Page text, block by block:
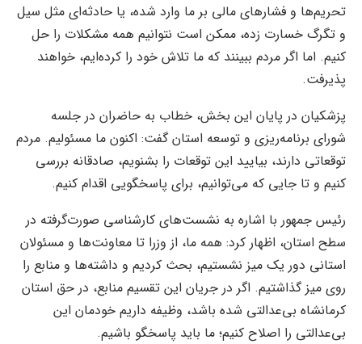
تحریم‌ها و فشارهای مالی بر ما وارد شده، یا حادثه‌ای مثل سیل
و تگرگ خسارت زده، ممکن است نتوانیم همه مشکلات را حل
کنیم. اما اگر مردم ببینند که ما تلاش خود را کرده‌ایم، خواهند
پذیرفت.
پزشکیان در پایان این بخش، خطاب به حاضران در جلسه
شورای برنامه‌ریزی و توسعه استان گفت: اکنون ما مسئولیم. مردم
توقعاتی دارند، بیایید این توقعات را بشنویم، صادقانه بررسی
کنیم و تا جایی که می‌توانیم، برای پاسخگویی اقدام کنیم.
رئیس جمهور با اشاره به نشست‌های کارشناسی صورت‌گرفته در
سطح استان، اظهار کرد: همه ما، از وزرا تا معاونت‌ها و مسئولان
استانی دور یک میز نشستیم، بحث کردیم و داشته‌ها و منابع را
روی میز گذاشتیم. اگر در جریان این تقسیم منابع، در حق استان
کرمانشاه بی‌عدالتی شده باشد، وظیفه داریم خودمان این
بی‌عدالتی را اصلاح کنیم؛ ما باید پاسخگو باشیم.